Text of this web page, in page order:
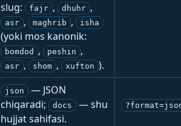
slug:
fajr , dhuhr ,
asr , maghrib , isha
(yoki mos kanonik:
bomdod , peshin ,
asr , shom , xufton ).
json
— JSON
chiqaradi;
docs
— shu
hujjat sahifasi.